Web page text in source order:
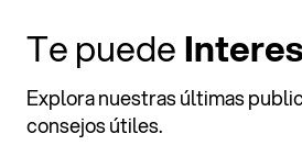
Te puede
Explora nuestras últimas
consejos útiles.